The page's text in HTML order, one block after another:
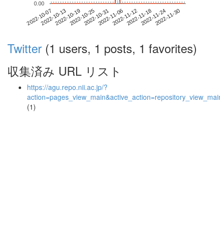
2022-10-072022-10-132022-10-192022-10-252022-10-312022-11-062022-11-122022-11-182022-11-242022-11-30
0.00
Twitter (1 users, 1 posts, 1 favorites)
収集済み URL リスト
https://agu.repo.nii.ac.jp/?
(1)